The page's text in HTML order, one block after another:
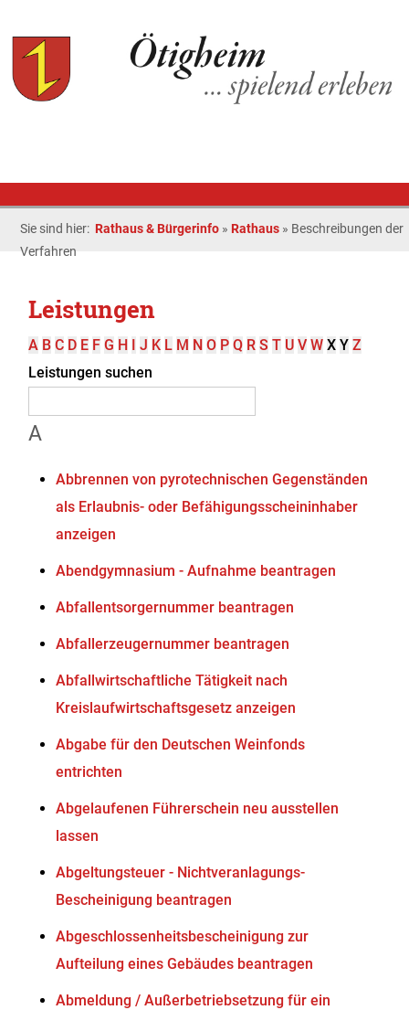
Sie sind hier: Rathaus & Bürgerinfo » Rathaus » Beschreibungen der
Verfahren
Leistungen
A B C D E F G H I J K L M N O P Q R S T U V W X Y Z
Leistungen suchen
A
Abbrennen von pyrotechnischen Gegenständen
als Erlaubnis- oder Befähigungsscheininhaber
anzeigen
Abendgymnasium - Aufnahme beantragen
Abfallentsorgernummer beantragen
Abfallerzeugernummer beantragen
Abfallwirtschaftliche Tätigkeit nach
Kreislaufwirtschaftsgesetz anzeigen
Abgabe für den Deutschen Weinfonds
entrichten
Abgelaufenen Führerschein neu ausstellen
lassen
Abgeltungsteuer - Nichtveranlagungs-
Bescheinigung beantragen
Abgeschlossenheitsbescheinigung zur
Aufteilung eines Gebäudes beantragen
Abmeldung / Außerbetriebsetzung für ein